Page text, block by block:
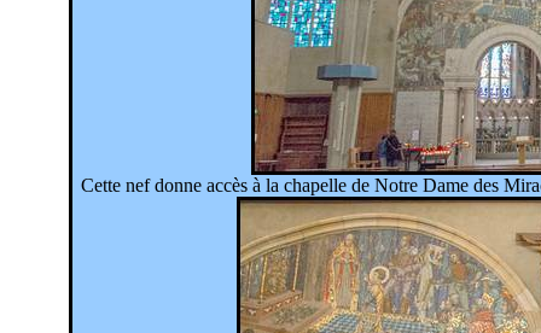
Cette nef donne accès à la chapelle de Notre Dame des